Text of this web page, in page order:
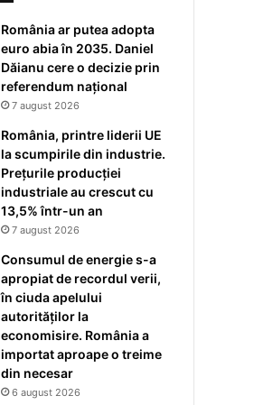
România ar putea adopta
euro abia în 2035. Daniel
Dăianu cere o decizie prin
referendum național
7 august 2026
România, printre liderii UE
la scumpirile din industrie.
Prețurile producției
industriale au crescut cu
13,5% într-un an
7 august 2026
Consumul de energie s-a
apropiat de recordul verii,
în ciuda apelului
autorităților la
economisire. România a
importat aproape o treime
din necesar
6 august 2026